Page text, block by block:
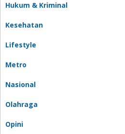
Hukum & Kriminal
Kesehatan
Lifestyle
Metro
Nasional
Olahraga
Opini